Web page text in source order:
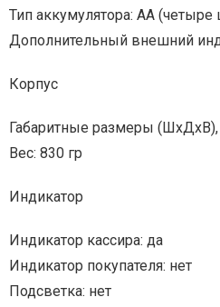
Тип аккумулятора: AA (четыре
Дополнительный внешний
Корпус
Габаритные размеры
Вес: 830 гр
Индикатор
Индикатор кассира: да
Индикатор покупателя: нет
Подсветка: нет